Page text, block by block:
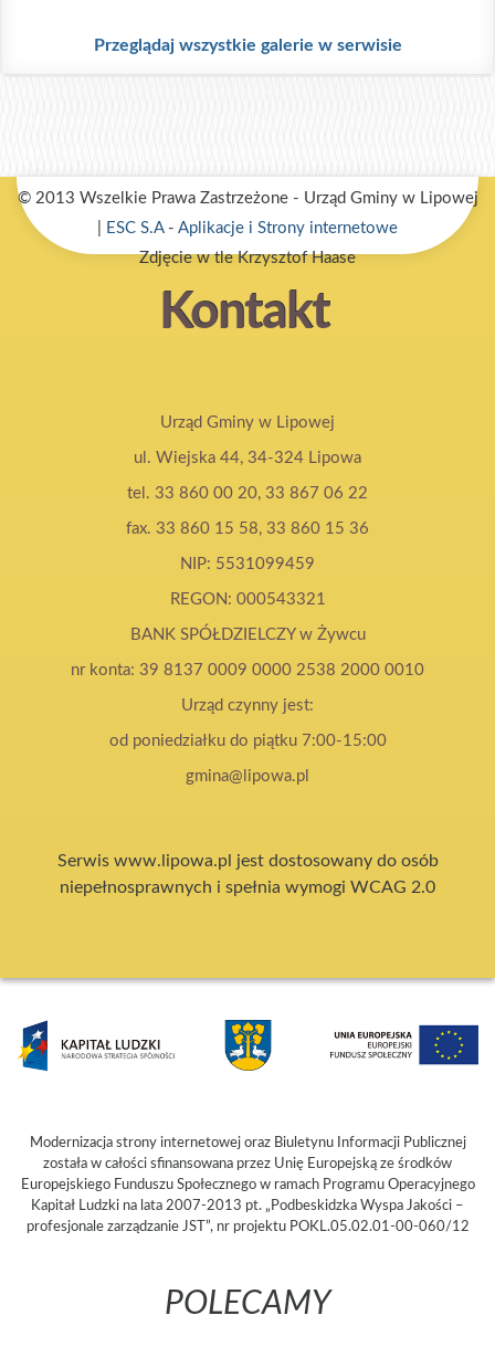
Przeglądaj wszystkie galerie w serwisie
© 2013 Wszelkie Prawa Zastrzeżone - Urząd Gminy w Lipowej
ESC S.A- Aplikacje i Strony internetowe
Zdjęcie w tle Krzysztof Haase
Kontakt
Urząd Gminy w Lipowej
ul. Wiejska 44, 34-324 Lipowa
tel. 33 860 00 20, 33 867 06 22
fax. 33 860 15 58, 33 860 15 36
NIP: 5531099459
REGON: 000543321
BANK SPÓŁDZIELCZY w Żywcu
nr konta: 39 8137 0009 0000 2538 2000 0010
Urząd czynny jest:
od poniedziałku do piątku 7:00-15:00
gmina@lipowa.pl
Serwis www.lipowa.pl jest dostosowany do osób
niepełnosprawnych i spełnia wymogi WCAG 2.0
Modernizacja strony internetowej oraz Biuletynu Informacji Publicznej
została w całości sfinansowana przez Unię Europejską ze środków
Europejskiego Funduszu Społecznego w ramach Programu Operacyjnego
Kapitał Ludzki na lata 2007-2013 pt. „Podbeskidzka Wyspa Jakości –
profesjonale zarządzanie JST”, nr projektu POKL.05.02.01-00-060/12
POLECAMY